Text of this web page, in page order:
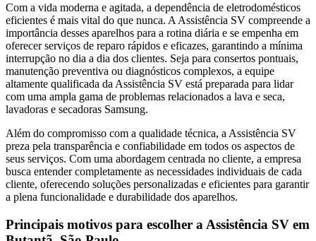
Com a vida moderna e agitada, a dependência de eletrodomésticos
eficientes é mais vital do que nunca. A Assistência SV compreende a
importância desses aparelhos para a rotina diária e se empenha em
oferecer serviços de reparo rápidos e eficazes, garantindo a mínima
interrupção no dia a dia dos clientes. Seja para consertos pontuais,
manutenção preventiva ou diagnósticos complexos, a equipe
altamente qualificada da Assistência SV está preparada para lidar
com uma ampla gama de problemas relacionados a lava e seca,
lavadoras e secadoras Samsung.
Além do compromisso com a qualidade técnica, a Assistência SV
preza pela transparência e confiabilidade em todos os aspectos de
seus serviços. Com uma abordagem centrada no cliente, a empresa
busca entender completamente as necessidades individuais de cada
cliente, oferecendo soluções personalizadas e eficientes para garantir
a plena funcionalidade e durabilidade dos aparelhos.
Principais motivos para escolher a Assistência SV em